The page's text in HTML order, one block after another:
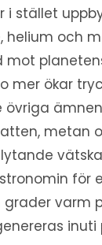
i stället
helium och
mot
mer ökar
övriga
metan
för
grader varm
inuti